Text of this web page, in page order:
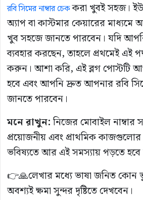
রবি সিমের নাম্বার চেককরা খুবই সহজ।
অ্যাপ বা কাস্টমার কেয়ারের মাধ্যমে
খুব সহজে জানতে পারবেন। যদি
ব্যবহার করছেন, তাহলে প্রথমেই এই
করুন। আশা করি, এই ব্লগ পোস্টটি
হবে এবং আপনি দ্রুত আপনার রবি
জানতে পারবেন।
মনেরাখুন:নিজের মোবাইল নাম্বার
প্রয়োজনীয় এবং প্রাথমিক কাজগুলোর
ভবিষ্যতে আর এই সমস্যায় পড়তে হবে
👉🙏লেখার মধ্যে ভাষা জনিত কোন
অবশ্যই ক্ষমা সুন্দর দৃষ্টিতে দেখবেন।